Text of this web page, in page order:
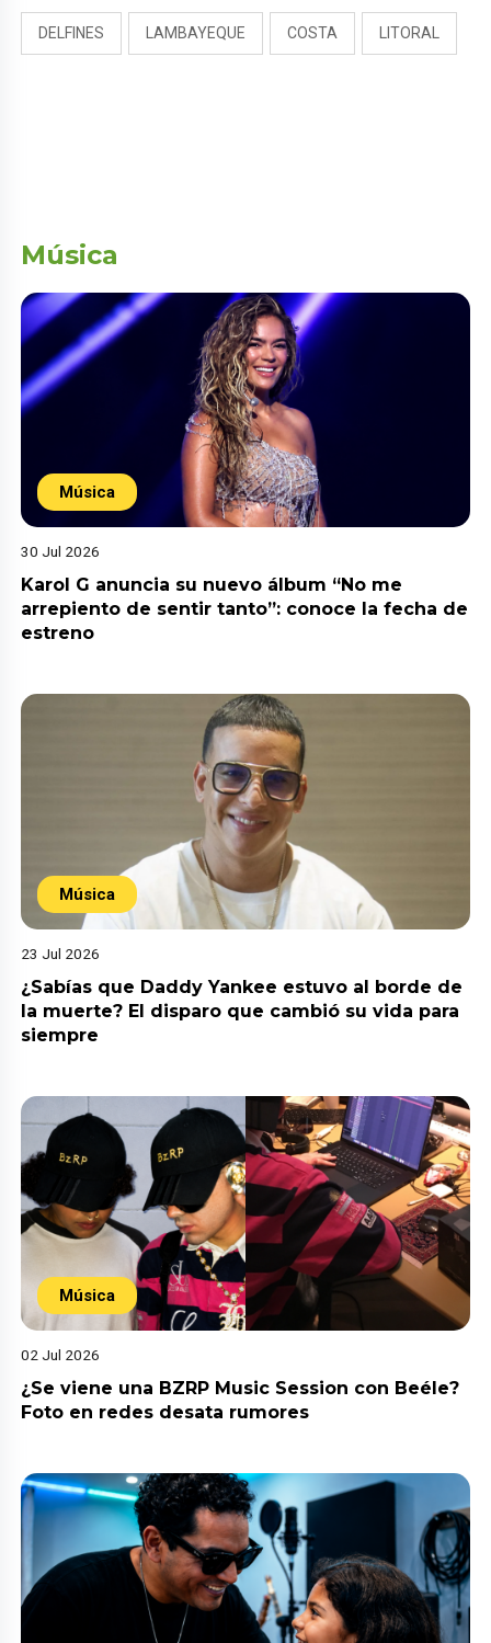
DELFINES LAMBAYEQUE COSTA LITORAL
Música
Música
30 Jul 2026
Karol G anuncia su nuevo álbum “No me
arrepiento de sentir tanto”: conoce la fecha de
estreno
Música
23 Jul 2026
¿Sabías que Daddy Yankee estuvo al borde de
la muerte? El disparo que cambió su vida para
siempre
Música
02 Jul 2026
¿Se viene una BZRP Music Session con Beéle?
Foto en redes desata rumores